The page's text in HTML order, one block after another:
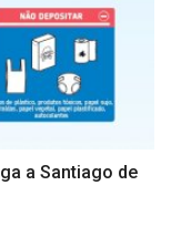
a Santiago de